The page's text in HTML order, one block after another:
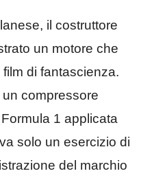
il costruttore
un motore che
di fantascienza.
compressore
1 applicata
solo un esercizio di
del marchio